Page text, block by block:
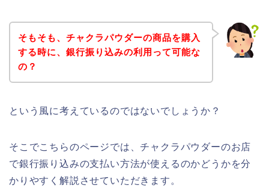
そもそも、チャクラパウダーの商品を購入
する時に、銀行振り込みの利用って可能な
の？
という風に考えているのではないでしょうか？
そこでこちらのページでは、チャクラパウダーのお店
で銀行振り込みの支払い方法が使えるのかどうかを分
かりやすく解説させていただきます。